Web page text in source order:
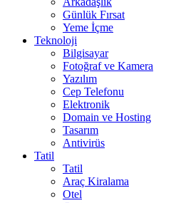
Günlük Fırsat
Yeme İçme
Teknoloji
Bilgisayar
Fotoğraf ve Kamera
Yazılım
Cep Telefonu
Elektronik
Domain ve Hosting
Tasarım
Antivirüs
Tatil
Tatil
Araç Kiralama
Otel